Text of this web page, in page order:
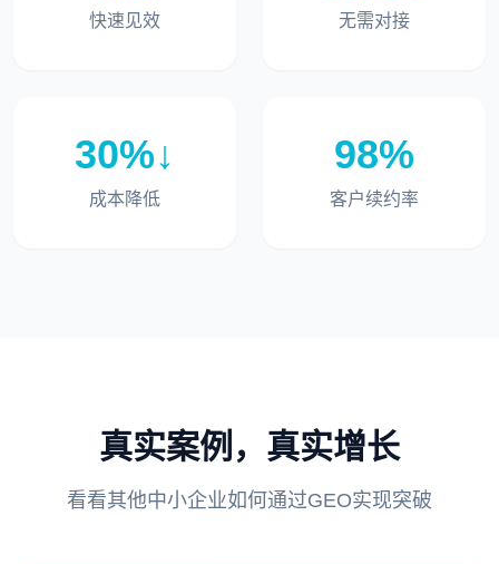
快速见效 无需对接
30%↓
成本降低
98%
客户续约率
真实案例，真实增长
看看其他中小企业如何通过GEO实现突破